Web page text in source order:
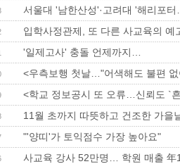
서울대 '남한산성'·고려대 '해리포
입학사정관제, 또 다른 사교육의 예
'일제고사' 충돌 언제까지…
<우측보행 첫날…"어색해도 불편
<학교 정보공시 또 오류…신뢰도 `
11월 초까지 따뜻하고 건조한 가을
"'양띠'가 토익점수 가장 높아요"
사교육 강사 52만명… 학원 매출 年